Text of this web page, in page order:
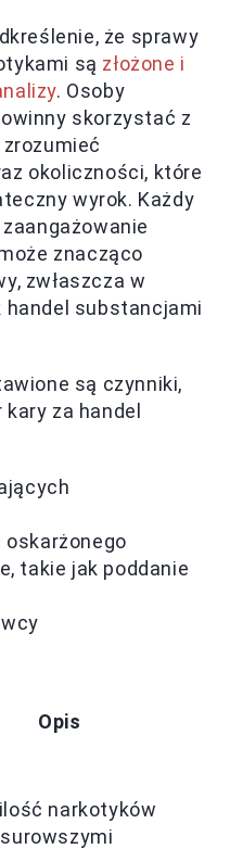
że sprawy
są złożone i
. Osoby
skorzystać z
okoliczności, które
wyrok. Każdy
znacząco
zwłaszcza w
substancjami
są czynniki,
za handel
oskarżonego
takie jak poddanie
Opis
narkotyków